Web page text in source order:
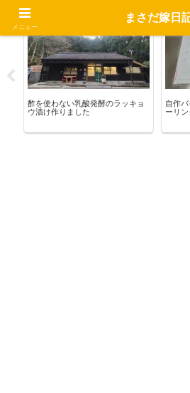
酢を使わない乳酸発酵のラッキョ
ウ漬け作りました
お買い物
自作バ
ーリン
メニュー
まさだ嫁日